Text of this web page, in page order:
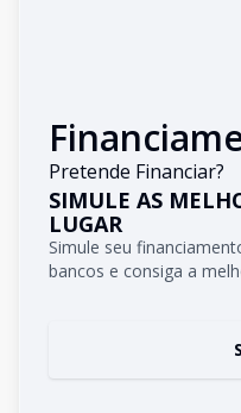
Pretende Financiar?
SIMULE AS
LUGAR
Simule seu
bancos e consiga a